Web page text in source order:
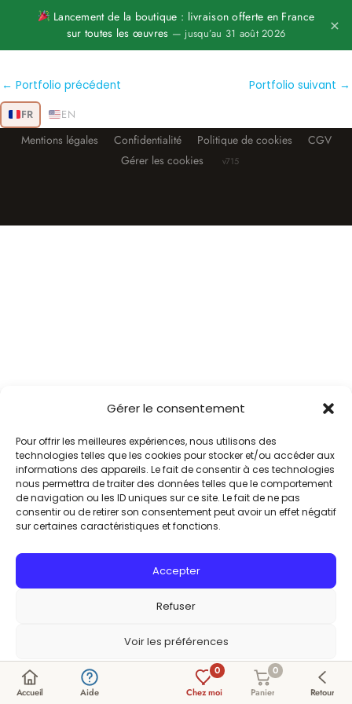
Gérer le consentement
Pour offrir les meilleures expériences, nous utilisons des
technologies telles que les cookies pour stocker et/ou accéder aux
informations des appareils. Le fait de consentir à ces technologies
nous permettra de traiter des données telles que le comportement
de navigation ou les ID uniques sur ce site. Le fait de ne pas
consentir ou de retirer son consentement peut avoir un effet négatif
sur certaines caractéristiques et fonctions.
Accepter
Refuser
Voir les préférences
Politique de cookies Politique de confidentialité
Lancement de la boutique : livraison offerte en France
sur toutes les œuvres — jusqu’au 31 août 2026 ×
← Portfolio précédent Portfolio suivant →
FR
EN
Accueil Aide
0
Chez moi
0
Panier
Retour
Mentions légales Confidentialité Politique de cookies
CGV
Gérer les cookies
v715